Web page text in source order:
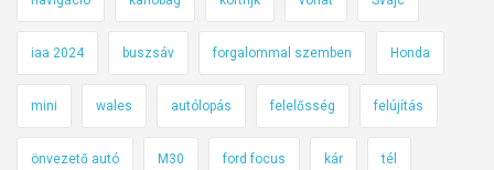
iaa 2024 buszsáv forgalommal szemben Honda
mini wales autólopás felelősség felújítás
önvezető autó M30 ford focus kár tél